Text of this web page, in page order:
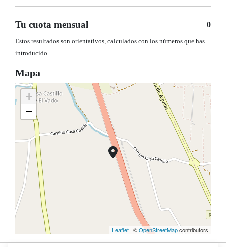
Tu cuota mensual 0
Estos resultados son orientativos, calculados con los números que has
introducido.
Mapa
+
−
Leaflet | ©OpenStreetMapcontributors